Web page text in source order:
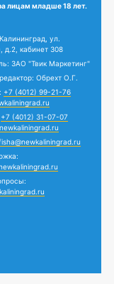
лицам младше 18 лет.
ул.
д.2, кабинет 308
ЗАО "Твик Маркетинг"
Обрехт О.Г.
+7 (4012) 99-21-76
+7 (4012) 31-07-07